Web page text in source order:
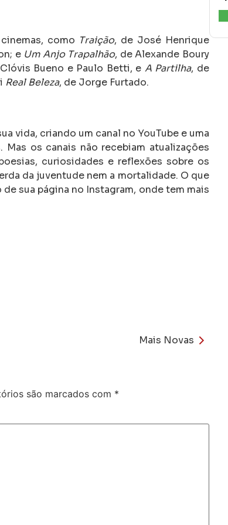
como Traição, de José Henrique
e Um Anjo Trapalhão, de Alexande Boury
Bueno e Paulo Betti, e A Partilha, de
Real Beleza, de Jorge Furtado.
vida, criando um canal no YouTube e uma
os canais não recebiam atualizações
curiosidades e reflexões sobre os
da juventude nem a mortalidade. O que
sua página no Instagram, onde tem mais
Mais Novas
são marcados com *